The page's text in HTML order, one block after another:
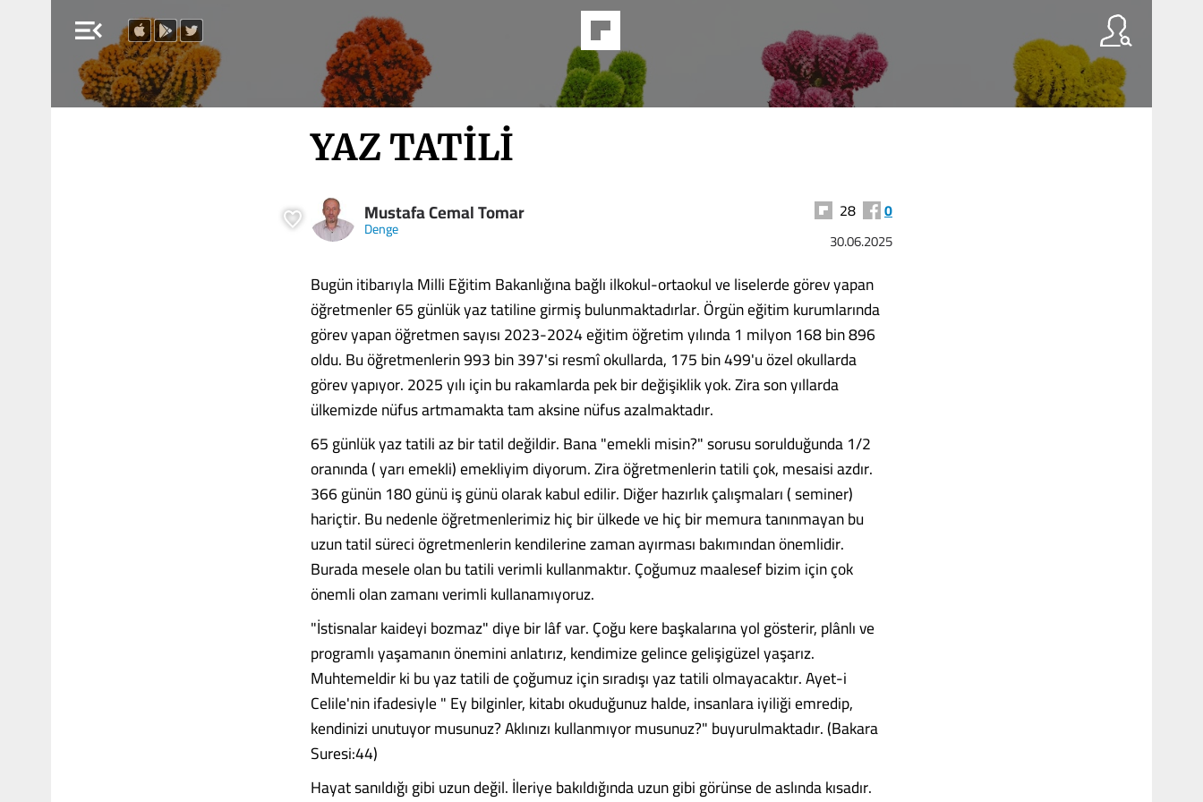
menu_open
YAZ TATİLİ
Mustafa Cemal Tomar
Denge
28 0
30.06.2025
Bugün itibarıyla Milli Eğitim Bakanlığına bağlı ilkokul-ortaokul ve liselerde görev yapan
öğretmenler 65 günlük yaz tatiline girmiş bulunmaktadırlar. Örgün eğitim kurumlarında
görev yapan öğretmen sayısı 2023-2024 eğitim öğretim yılında 1 milyon 168 bin 896
oldu. Bu öğretmenlerin 993 bin 397'si resmî okullarda, 175 bin 499'u özel okullarda
görev yapıyor. 2025 yılı için bu rakamlarda pek bir değişiklik yok. Zira son yıllarda
ülkemizde nüfus artmamakta tam aksine nüfus azalmaktadır.
65 günlük yaz tatili az bir tatil değildir. Bana "emekli misin?" sorusu sorulduğunda 1/2
oranında ( yarı emekli) emekliyim diyorum. Zira öğretmenlerin tatili çok, mesaisi azdır.
366 günün 180 günü iş günü olarak kabul edilir. Diğer hazırlık çalışmaları ( seminer)
hariçtir. Bu nedenle öğretmenlerimiz hiç bir ülkede ve hiç bir memura tanınmayan bu
uzun tatil süreci ögretmenlerin kendilerine zaman ayırması bakımından önemlidir.
Burada mesele olan bu tatili verimli kullanmaktır. Çoğumuz maalesef bizim için çok
önemli olan zamanı verimli kullanamıyoruz.
"İstisnalar kaideyi bozmaz" diye bir lâf var. Çoğu kere başkalarına yol gösterir, plânlı ve
programlı yaşamanın önemini anlatırız, kendimize gelince gelişigüzel yaşarız.
Muhtemeldir ki bu yaz tatili de çoğumuz için sıradışı yaz tatili olmayacaktır. Ayet-i
Celile'nin ifadesiyle " Ey bilginler, kitabı okuduğunuz halde, insanlara iyiliği emredip,
kendinizi unutuyor musunuz? Aklınızı kullanmıyor musunuz?" buyurulmaktadır. (Bakara
Suresi:44)
Hayat sanıldığı gibi uzun değil. İleriye bakıldığında uzun gibi görünse de aslında kısadır.